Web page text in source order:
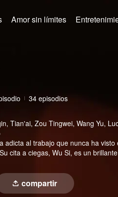
Amor sin límites
34 episodios
Tian'ai, Zou Tingwei, Wang Yu,
adicta al trabajo que nunca ha
cita a ciegas, Wu Si, es un
se enamora perdidamente del
y los sacrificios que conlleva
de esposas de militares,
compartir